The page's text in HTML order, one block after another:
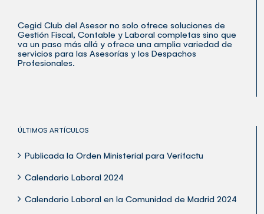
Cegid Club del Asesor no solo ofrece soluciones de
Gestión Fiscal, Contable y Laboral completas sino que
va un paso más allá y ofrece una amplia variedad de
servicios para las Asesorías y los Despachos
Profesionales.
ÚLTIMOS ARTÍCULOS
Publicada la Orden Ministerial para Verifactu
Calendario Laboral 2024
Calendario Laboral en la Comunidad de Madrid 2024